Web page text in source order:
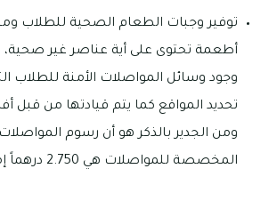
توفير وجبات الطعام الصحية للطلاب
أطعمة تحتوى على أية عناصر غير صحية،
وجود وسائل المواصلات الأمنة للطلاب
تحديد المواقع كما يتم قيادتها من قبل
ومن الجدير بالذكر هو أن رسوم
المخصصة للمواصلات هي 2.750 درهماً إماراتياً.